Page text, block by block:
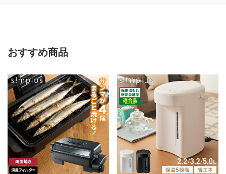
おすすめ商品